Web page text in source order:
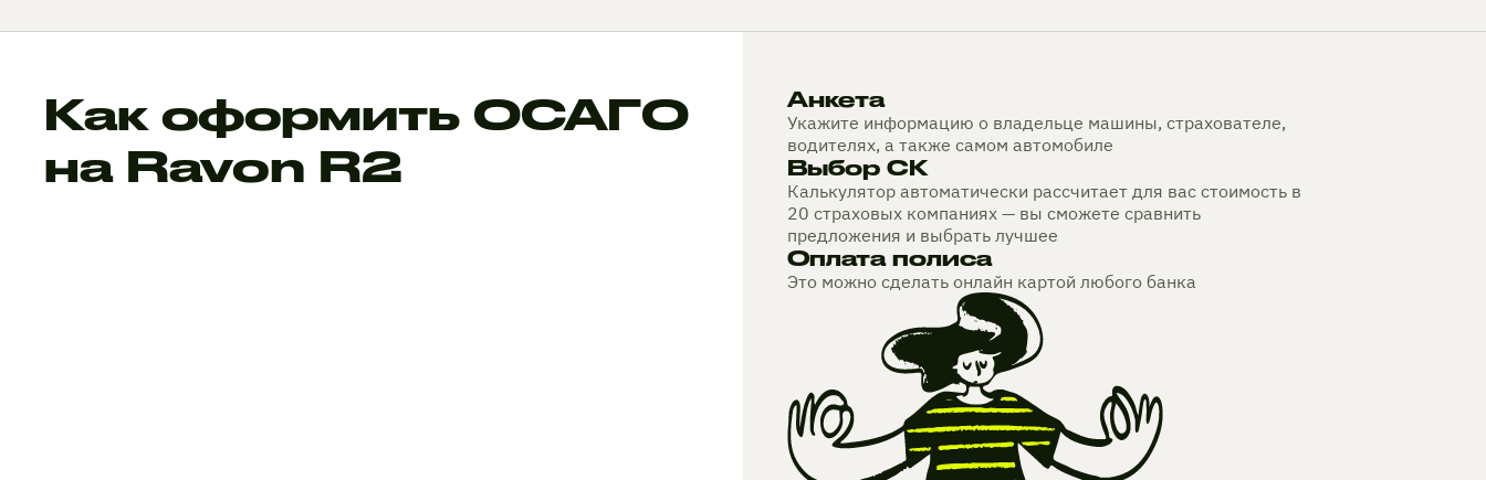
Как оформить ОСАГО
на Ravon R2
Анкета
Укажите информацию о владельце машины, страхователе,
водителях, а также самом автомобиле
Выбор СК
Калькулятор автоматически рассчитает для вас стоимость в
20 страховых компаниях — вы сможете сравнить
предложения и выбрать лучшее
Оплата полиса
Это можно сделать онлайн картой любого банка